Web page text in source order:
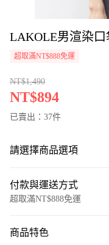
LAKOLE男渲染口
超取滿NT$888免運
NT$1,490
NT$894
已賣出：37件
請選擇商品選項
付款與運送方式
超取滿NT$888免運
信用卡一次付款
商品特色